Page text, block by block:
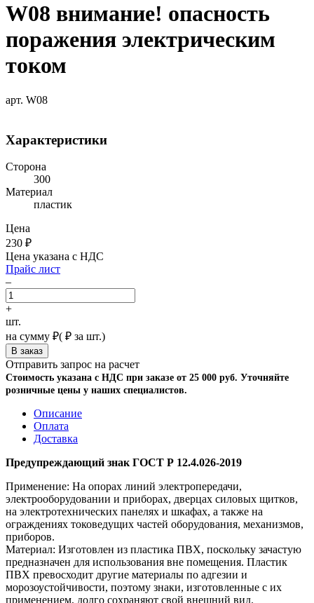
W08 внимание! опасность
поражения электрическим
током
арт. W08
Характеристики
Сторона
300
Материал
пластик
Цена
230 ₽
Цена указана с НДС
Прайс лист
–
+
шт.
на сумму ₽( ₽ за шт.)
Отправить запрос на расчет
Стоимость указана с НДС при заказе от 25 000 руб. Уточняйте
розничные цены у наших специалистов.
Описание
Оплата
Доставка
Предупреждающий знак ГОСТ Р 12.4.026-2019
Применение: На опорах линий электропередачи,
электрооборудовании и приборах, дверцах силовых щитков,
на электротехнических панелях и шкафах, а также на
ограждениях токоведущих частей оборудования, механизмов,
приборов.
Материал: Изготовлен из пластика ПВХ, поскольку зачастую
предназначен для использования вне помещения. Пластик
ПВХ превосходит другие материалы по адгезии и
морозоустойчивости, поэтому знаки, изготовленные с их
применением, долго сохраняют свой внешний вид.